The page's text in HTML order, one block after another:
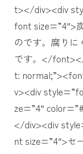
t></div><div
font size=”4″>
のです。腐りに
です。</
t:
v><div
ze=”4″
</div><div
nt size=”4″>セ